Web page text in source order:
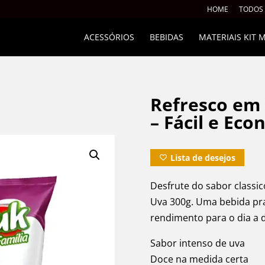
HOME TODOS
ACESSÓRIOS BEBIDAS MATERIAIS KIT
Refresco
– Fácil e
Lista de desejos
Desfrute do sabor
Uva 300g. Uma bebida
rendimento para o dia a
Sabor intenso de uva
Doce na medida certa